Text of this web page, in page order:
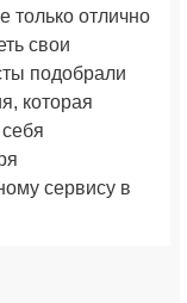
только отлично
свои
подобрали
которая
сервису в